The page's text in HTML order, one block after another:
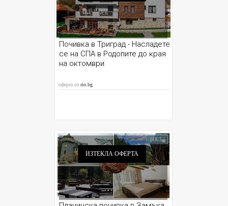
Почивка в Триград - Насладете
се на СПА в Родопите до края
на октомври
оферта отrio.bg
ИЗТЕКЛА ОФЕРТА